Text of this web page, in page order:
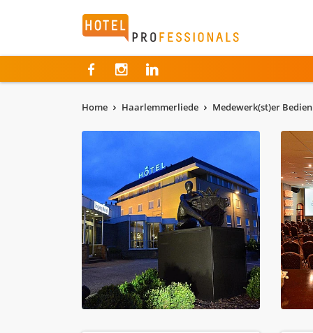
Hotelprofessionals
Home Haarlemmerliede Medewerk(st)er